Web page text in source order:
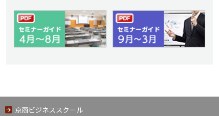
京商ビジネススクール